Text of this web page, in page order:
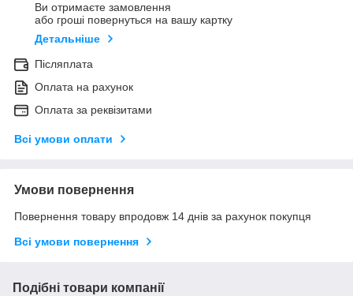
Ви отримаєте замовлення
або гроші повернуться на вашу картку
Детальніше
Післяплата
Оплата на рахунок
Оплата за реквізитами
Всі умови оплати
Умови повернення
Повернення товару впродовж 14 днів за рахунок покупця
Всі умови повернення
Подібні товари компанії